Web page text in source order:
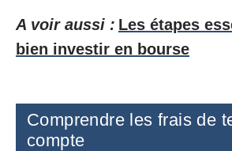
A voir aussi : Les étapes
bien investir en bourse
Comprendre les frais de
compte